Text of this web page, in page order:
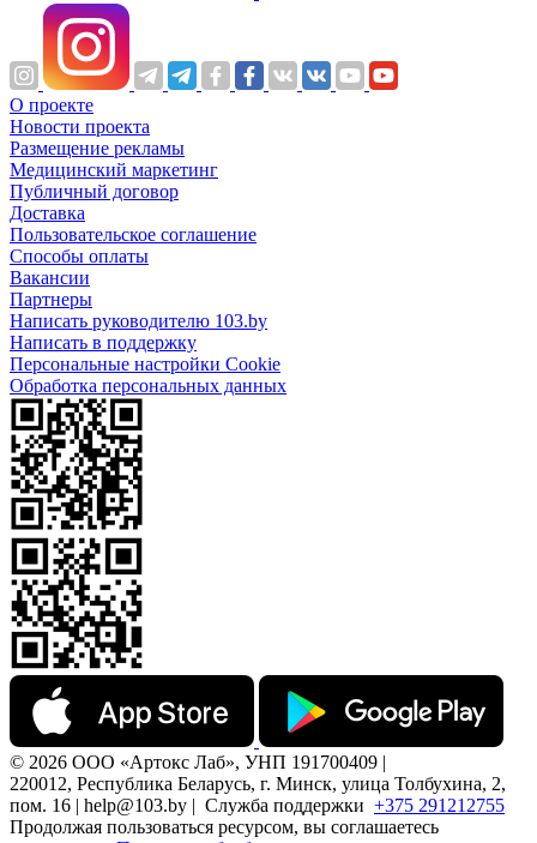
О проекте
Новости проекта
Размещение рекламы
Медицинский маркетинг
Публичный договор
Доставка
Пользовательское соглашение
Способы оплаты
Вакансии
Партнеры
Написать руководителю 103.by
Написать в поддержку
Персональные настройки Cookie
Обработка персональных данных
© 2026 ООО «Артокс Лаб», УНП 191700409 |
220012, Республика Беларусь, г. Минск, улица Толбухина, 2,
пом. 16 | help@103.by | Служба поддержки +375 291212755
Продолжая пользоваться ресурсом, вы соглашаетесь